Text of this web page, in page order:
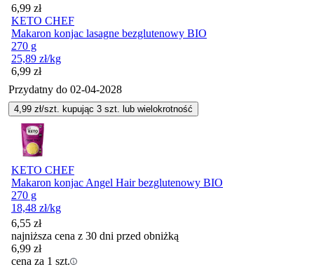
Cena
6,99 zł
KETO CHEF
Makaron konjac lasagne bezglutenowy BIO
270 g
25,89 zł/kg
Cena
6,99 zł
Przydatny do 02-04-2028
4,99 zł/szt. kupując 3 szt. lub wielokrotność
KETO CHEF
Makaron konjac Angel Hair bezglutenowy BIO
270 g
18,48 zł/kg
6,55 zł
najniższa cena z 30 dni przed obniżką
6,99 zł
cena za 1 szt.